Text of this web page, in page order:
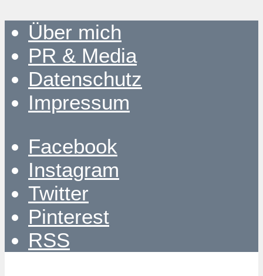
Über mich
PR & Media
Datenschutz
Impressum
Facebook
Instagram
Twitter
Pinterest
RSS